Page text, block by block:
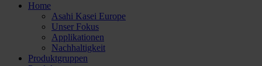
Home
Asahi Kasei Europe
Unser Fokus
Applikationen
Nachhaltigkeit
Produktgruppen